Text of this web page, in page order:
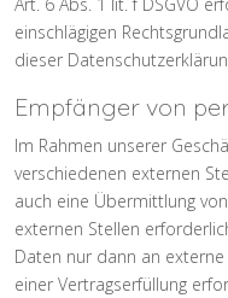
einschlägigen
dieser
Empfänger von
Im Rahmen unserer
verschiedenen externen
auch eine Übermittlung
externen Stellen
Daten nur dann an
einer Vertragserfüllung